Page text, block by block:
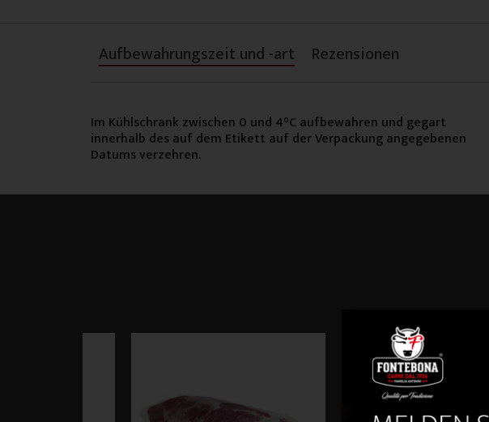
Aufbewahrungszeit und -art Rezensionen
Im Kühlschrank zwischen 0 und 4°C aufbewahren und gegart
innerhalb des auf dem Etikett auf der Verpackung angegebenen
Datums verzehren.